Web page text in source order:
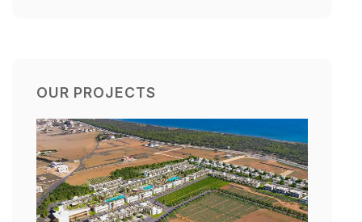
OUR PROJECTS